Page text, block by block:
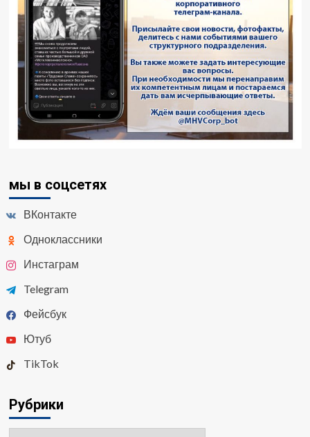
мы в соцсетях
ВКонтакте
Одноклассники
Инстаграм
Telegram
Фейсбук
Ютуб
TikTok
Рубрики